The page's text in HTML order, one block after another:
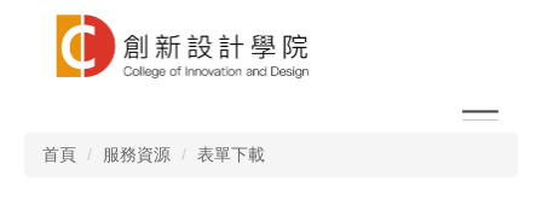
首頁 服務資源 表單下載